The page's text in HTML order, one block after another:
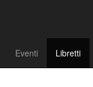
Eventi Libretti